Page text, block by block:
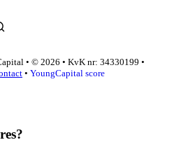
• © 2026 • KvK nr: 34330199 •
• YoungCapital score